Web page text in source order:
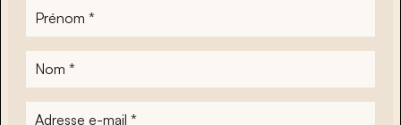
Prénom
Nom
Adresse